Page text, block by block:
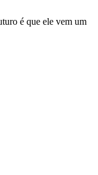
é que ele vem um